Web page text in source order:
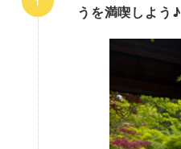
うを満喫しよう♪